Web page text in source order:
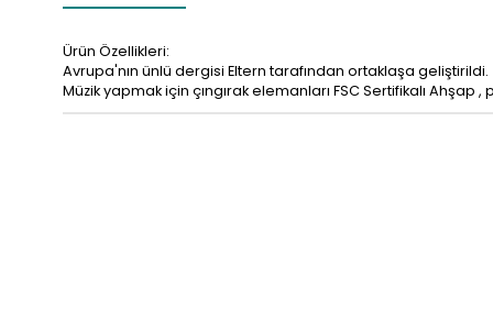
Ürün Özellikleri:
Avrupa'nın ünlü dergisi Eltern tarafından ortaklaşa geliştirildi.
Müzik yapmak için çıngırak elemanları FSC Sertifikalı